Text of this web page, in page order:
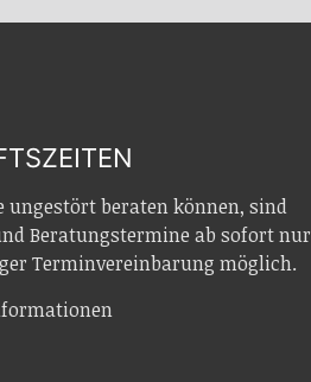
ungestört beraten können, sind
Beratungstermine ab sofort nur
Terminvereinbarung möglich.